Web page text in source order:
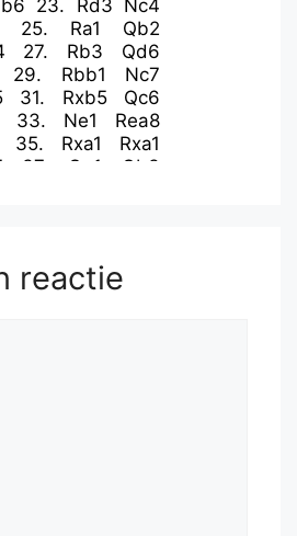
b6 23. Rd3 Nc4
25. Ra1
Qb2
27. Rb3
Qd6
29. Rbb1
Nc7
31. Rxb5
Qc6
33. Ne1
Rea8
35. Rxa1
Rxa1
37. Qe1
Qb3
reactie